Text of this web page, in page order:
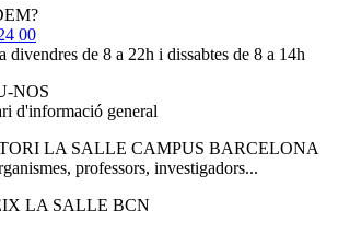
00
divendres de 8 a 22h i dissabtes de 8 a 14h
NOS
d'informació general
LA SALLE CAMPUS BARCELONA
professors, investigadors...
LA SALLE BCN